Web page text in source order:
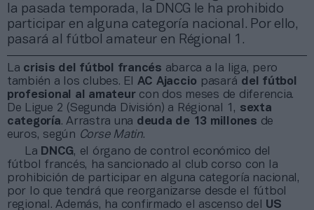
la pasada temporada, la DNCG le ha prohibido
participar en alguna categoría nacional. Por ello,
pasará al fútbol amateur en Régional 1.
La crisis del fútbol francés abarca a la liga, pero
también a los clubes. El AC Ajaccio pasará del fútbol
profesional al amateurcon dos meses de diferencia.
De Ligue 2 (Segunda División) a Régional 1, sexta
categoría. Arrastra una deuda de 13 millones de
euros, según Corse Matin.
La DNCG, el órgano de control económico del
fútbol francés, ha sancionado al club corso con la
prohibición de participar en alguna categoría nacional,
por lo que tendrá que reorganizarse desde el fútbol
regional. Además, ha confirmado el ascenso del US